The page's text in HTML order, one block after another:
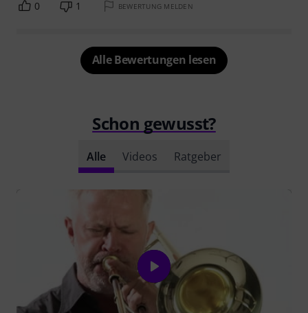
0 1 BEWERTUNG MELDEN
Alle Bewertungen lesen
Schon gewusst?
Alle Videos Ratgeber